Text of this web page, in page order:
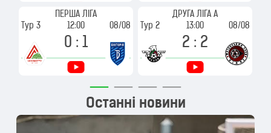
ПЕРША ЛІГА
Тур 3
12:00 08/08
0 : 1
ДРУГА ЛІГА А
Тур 2
13:00 08/08
2 : 2
Останні новини